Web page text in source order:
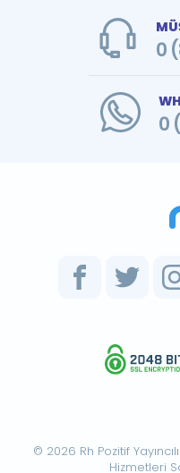
0
0
© 2026 Rh Pozitif
Hizmetleri